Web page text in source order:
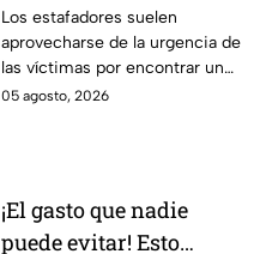
departamento en
CDMX? Así roban tu
dinero con las falsas
rentas en redes
Los estafadores suelen
aprovecharse de la urgencia de
las víctimas por encontrar una
nueva casa o departamento
05 agosto, 2026
¡El gasto que nadie
puede evitar! Esto